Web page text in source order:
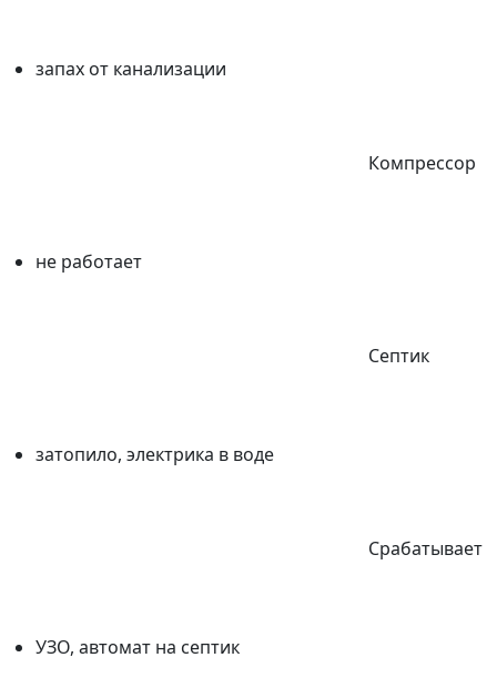
запах от канализации
Компрессор
не работает
Септик
затопило, электрика в воде
Срабатывает
УЗО, автомат на септик